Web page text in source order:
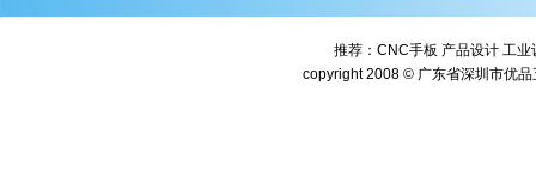
推荐： CNC手板 产品设计 工业
copyright 2008 © 广东省深圳市优